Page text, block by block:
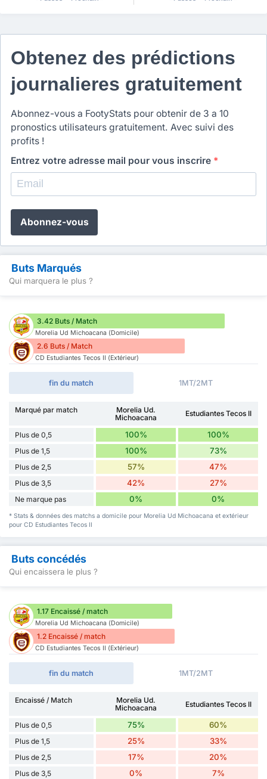
Obtenez des prédictions
journalieres gratuitement
Abonnez-vous a FootyStats pour obtenir de 3 a 10
pronostics utilisateurs gratuitement. Avec suivi des
profits !
Entrez votre adresse mail pour vous inscrire *
Abonnez-vous
Buts Marqués
Qui marquera le plus ?
3.42 Buts / Match
Morelia Ud Michoacana (Domicile)
2.6 Buts / Match
CD Estudiantes Tecos II (Extérieur)
fin du match 1MT/2MT
Marqué par match
Morelia Ud.
Michoacana
Estudiantes Tecos II
Plus de 0,5 100% 100%
Plus de 1,5 100% 73%
Plus de 2,5 57% 47%
Plus de 3,5 42% 27%
Ne marque pas 0% 0%
* Stats & données des matchs a domicile pour Morelia Ud Michoacana et extérieur
pour CD Estudiantes Tecos II
Buts concédés
Qui encaissera le plus ?
1.17 Encaissé / match
Morelia Ud Michoacana (Domicile)
1.2 Encaissé / match
CD Estudiantes Tecos II (Extérieur)
fin du match 1MT/2MT
Encaissé / Match
Morelia Ud.
Michoacana
Estudiantes Tecos II
Plus de 0,5 75% 60%
Plus de 1,5 25% 33%
Plus de 2,5 17% 20%
Plus de 3,5 0% 7%